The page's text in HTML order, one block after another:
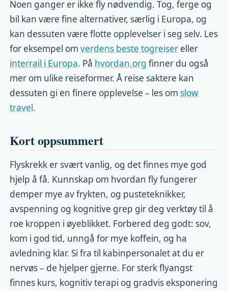
Noen ganger er ikke fly nødvendig. Tog, ferge og
bil kan være fine alternativer, særlig i Europa, og
kan dessuten være flotte opplevelser i seg selv. Les
for eksempel omverdens beste togreiser eller
interrail i Europa. På hvordan.org finner du også
mer om ulike reiseformer. Å reise saktere kan
dessuten gi en finere opplevelse – les omslow
travel.
Kort oppsummert
Flyskrekk er svært vanlig, og det finnes mye god
hjelp å få. Kunnskap om hvordan fly fungerer
demper mye av frykten, og pusteteknikker,
avspenning og kognitive grep gir deg verktøy til å
roe kroppen i øyeblikket. Forbered deg godt: sov,
kom i god tid, unngå for mye koffein, og ha
avledning klar. Si fra til kabinpersonalet at du er
nervøs – de hjelper gjerne. For sterk flyangst
finnes kurs, kognitiv terapi og gradvis eksponering